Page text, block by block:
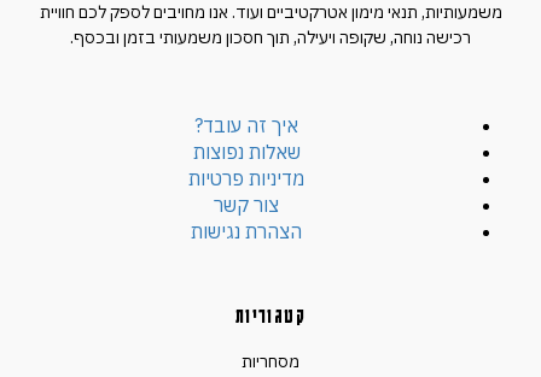
משמעותיות, תנאי מימון אטרקטיביים ועוד. אנו מחויבים לספק לכם חוויית
רכישה נוחה, שקופה ויעילה, תוך חסכון משמעותי בזמן ובכסף.
איך זה עובד?
שאלות נפוצות
מדיניות פרטיות
צור קשר
הצהרת נגישות
קטגוריות
מסחריות